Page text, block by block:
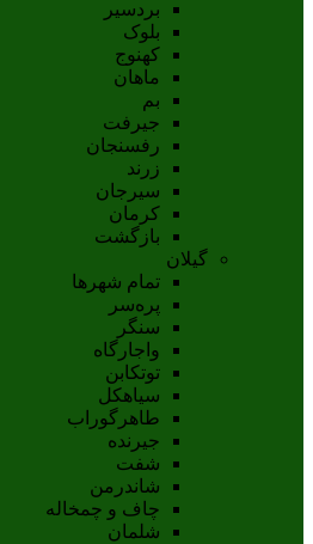
بردسیر
بلوک
کهنوج
ماهان
بم
جيرفت
رفسنجان
زرند
سيرجان
کرمان
بازگشت
گیلان
تمام شهر‌ها
پره‌سر
سنگر
واجارگاه
توتکابن
سیاهکل
طاهرگوراب
جیرنده
شفت
شاندرمن
چاف و چمخاله
شلمان